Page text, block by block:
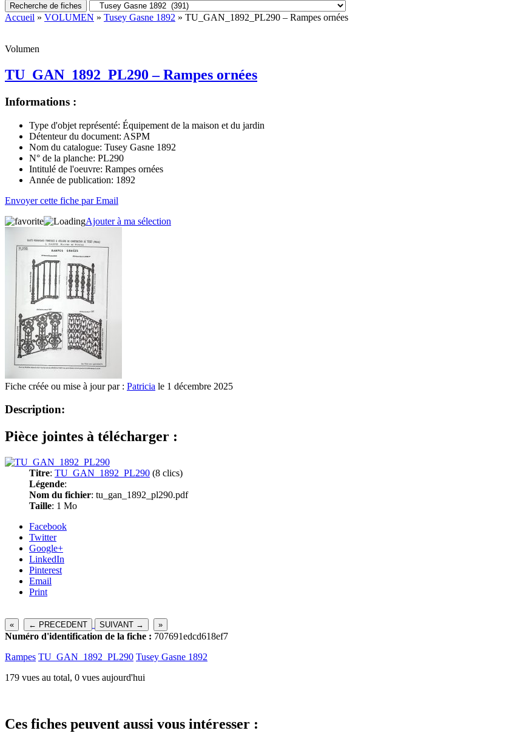
Recherche de fiches
Accueil » VOLUMEN » Tusey Gasne 1892 » TU_GAN_1892_PL290 – Rampes ornées
Volumen
TU_GAN_1892_PL290 – Rampes ornées
Informations :
Type d'objet représenté: Équipement de la maison et du jardin
Détenteur du document: ASPM
Nom du catalogue: Tusey Gasne 1892
N° de la planche: PL290
Intitulé de l'oeuvre: Rampes ornées
Année de publication: 1892
Envoyer cette fiche par Email
Ajouter à ma sélection
Fiche créée ou mise à jour par : Patricia le 1 décembre 2025
Description:
Pièce jointes à télécharger :
Titre: TU_GAN_1892_PL290 (8 clics)
Légende:
Nom du fichier: tu_gan_1892_pl290.pdf
Taille: 1 Mo
Facebook
Twitter
Google+
LinkedIn
Pinterest
Email
Print
« ← PRECEDENT SUIVANT → »
Numéro d'identification de la fiche : 707691edcd618ef7
Rampes TU_GAN_1892_PL290 Tusey Gasne 1892
179 vues au total, 0 vues aujourd'hui
Ces fiches peuvent aussi vous intéresser :